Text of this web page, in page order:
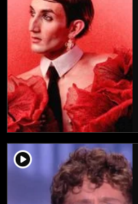
player2